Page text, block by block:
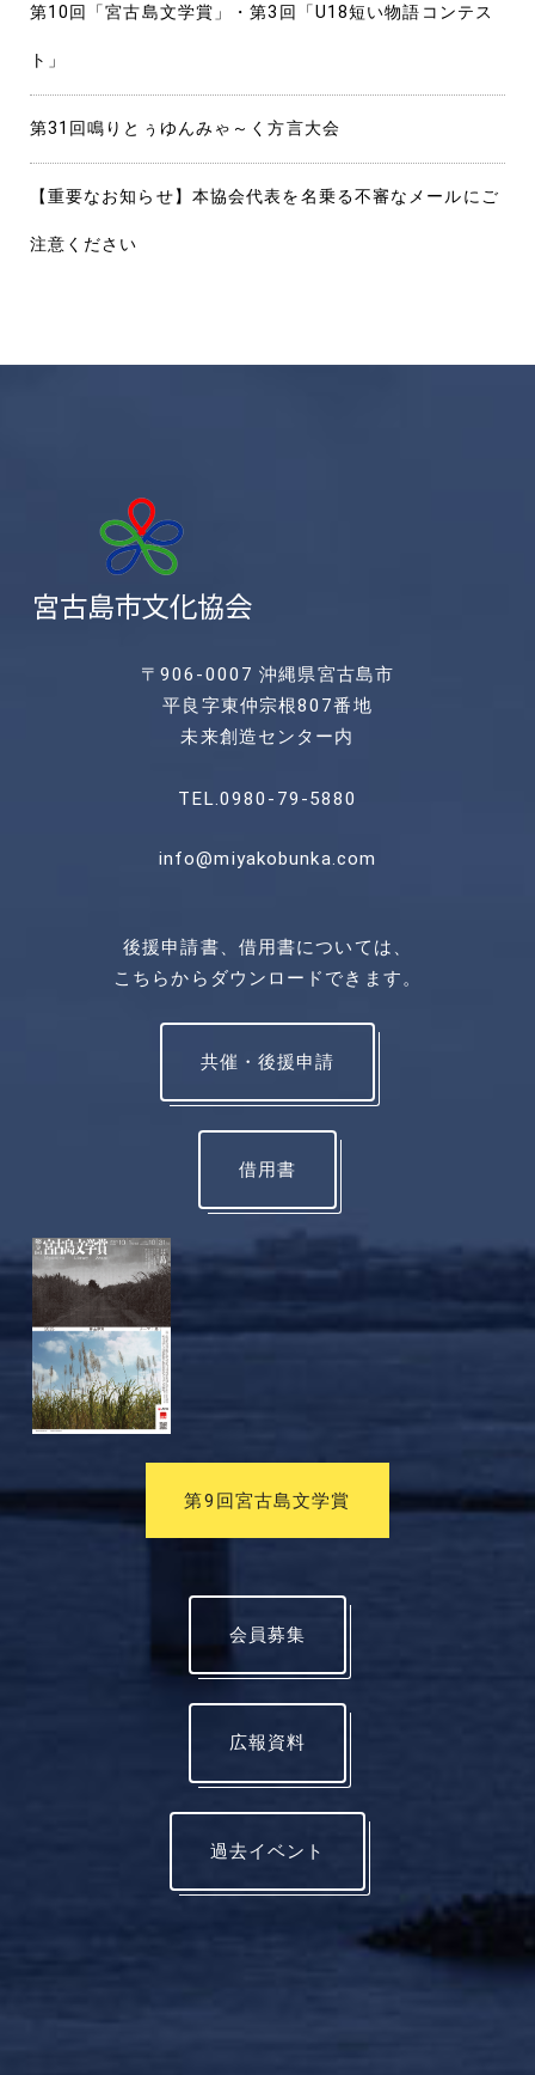
第10回「宮古島文学賞」・第3回「U18短い物語コンテス
ト」
第31回鳴りとぅゆんみゃ～く方言大会
【重要なお知らせ】本協会代表を名乗る不審なメールにご
注意ください
〒906-0007 沖縄県宮古島市
平良字東仲宗根807番地
未来創造センター内
TEL.0980-79-5880
info@miyakobunka.com
後援申請書、借用書については、
こちらからダウンロードできます。
共催・後援申請
借用書
第9回宮古島文学賞
会員募集
広報資料
過去イベント